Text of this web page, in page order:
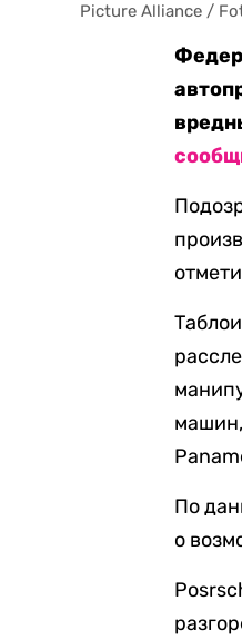
Picture Alliance /
По
о